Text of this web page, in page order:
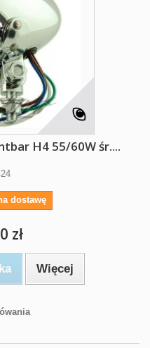
H4 55/60W śr....
dostawę
zł
Więcej